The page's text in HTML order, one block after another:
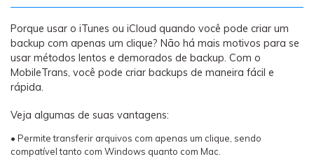
Porque usar o iTunes ou iCloud quando você pode criar um
backup com apenas um clique? Não há mais motivos para se
usar métodos lentos e demorados de backup. Com o
MobileTrans, você pode criar backups de maneira fácil e
rápida.
Veja algumas de suas vantagens:
• Permite transferir arquivos com apenas um clique, sendo
compatível tanto com Windows quanto com Mac.